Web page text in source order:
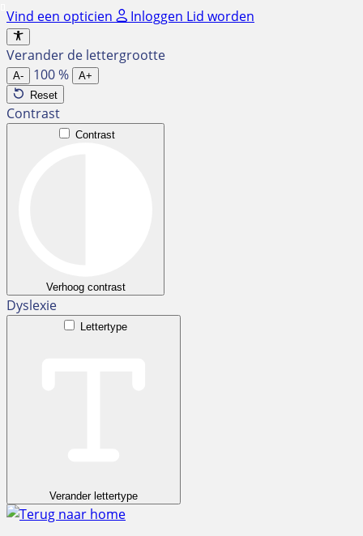
Ga
naar
de
inhoud
Vind een opticien Inloggen Lid worden
Verander de lettergrootte
A- 100%
A+
Reset
Contrast
Contrast
Verhoog contrast
Dyslexie
Lettertype
Verander lettertype